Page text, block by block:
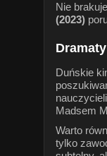
Nie
(2023)
Duńskie
Madsem
Warto
tylko